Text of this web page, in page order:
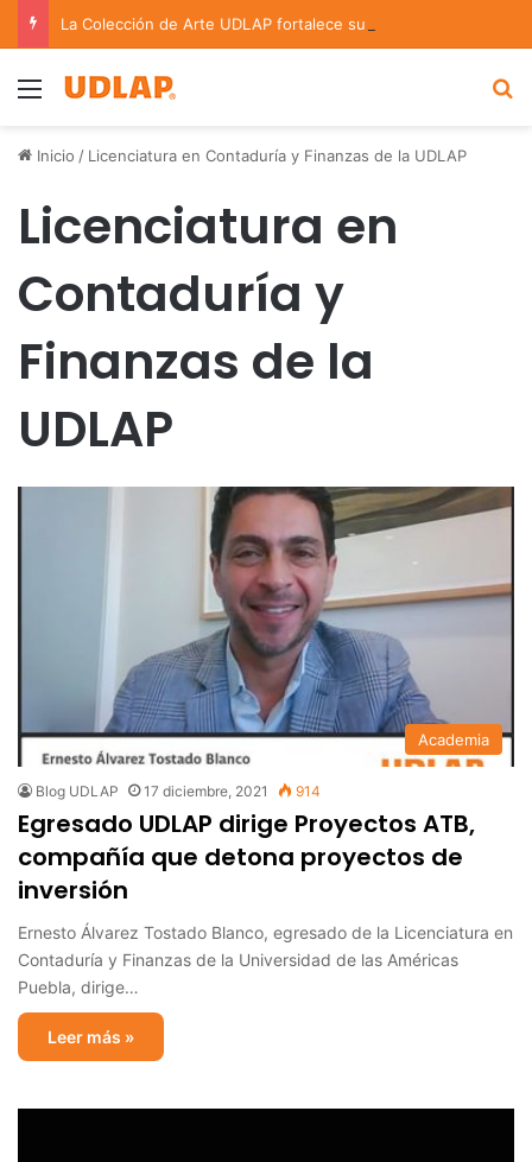
Menu
Inicio / Licenciatura en Contaduría y Finanzas de la UDLAP
Licenciatura en
Contaduría y
Finanzas de la
UDLAP
Academia
Blog UDLAP 17 diciembre, 2021 914
Egresado UDLAP dirige Proyectos ATB,
compañía que detona proyectos de
inversión
Ernesto Álvarez Tostado Blanco, egresado de la Licenciatura en
Contaduría y Finanzas de la Universidad de las Américas
Puebla, dirige…
Leer más »